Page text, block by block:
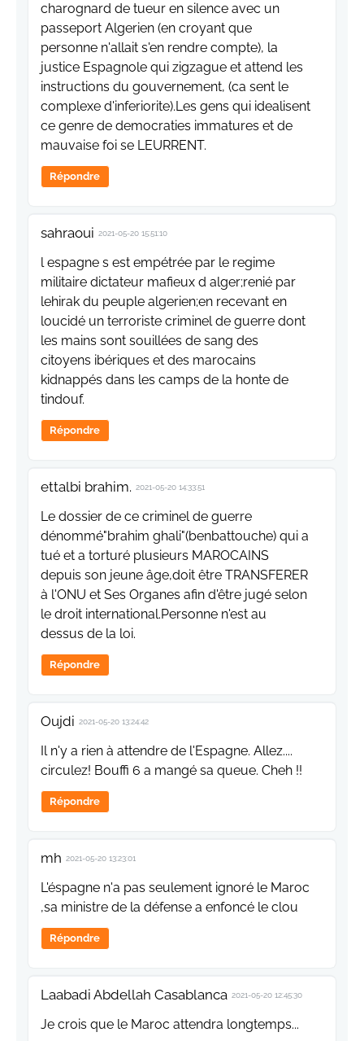
charognard de tueur en silence avec un
passeport Algerien (en croyant que
personne n'allait s'en rendre compte), la
justice Espagnole qui zigzague et attend les
instructions du gouvernement, (ca sent le
complexe d'inferiorite).Les gens qui idealisent
ce genre de democraties immatures et de
mauvaise foi se LEURRENT.
Répondre
sahraoui 2021-05-20 15:51:10
l espagne s est empétrée par le regime
militaire dictateur mafieux d alger;renié par
lehirak du peuple algerien;en recevant en
loucidé un terroriste criminel de guerre dont
les mains sont souillées de sang des
citoyens ibériques et des marocains
kidnappés dans les camps de la honte de
tindouf.
Répondre
ettalbi brahim. 2021-05-20 14:33:51
Le dossier de ce criminel de guerre
dénommé"brahim ghali"(benbattouche) qui a
tué et a torturé plusieurs MAROCAINS
depuis son jeune âge,doit être TRANSFERER
à l'ONU et Ses Organes afin d'être jugé selon
le droit international.Personne n'est au
dessus de la loi.
Répondre
Oujdi 2021-05-20 13:24:42
Il n'y a rien à attendre de l'Espagne. Allez....
circulez! Bouffi 6 a mangé sa queue. Cheh !!
Répondre
mh 2021-05-20 13:23:01
L'éspagne n'a pas seulement ignoré le Maroc
,sa ministre de la défense a enfoncé le clou
Répondre
Laabadi Abdellah Casablanca 2021-05-20 12:45:30
Je crois que le Maroc attendra longtemps...